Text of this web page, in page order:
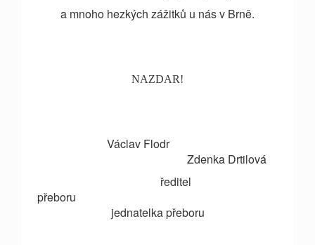
a mnoho hezkých zážitků u nás v Brně.
NAZDAR!
Václav Flodr
Zdenka Drtilová
ředitel
přeboru
jednatelka přeboru